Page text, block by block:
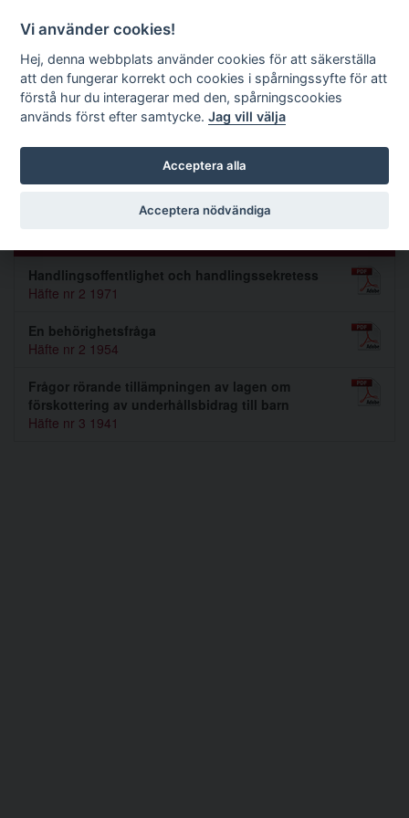
Förvaltningsrättslig tidskrift
Sök
Henry Rooth
Handlingsoffentlighet och handlingssekretess
Häfte nr 2 1971
En behörighetsfråga
Häfte nr 2 1954
Frågor rörande tillämpningen av lagen om
förskottering av underhållsbidrag till barn
Häfte nr 3 1941
Vi använder cookies!
Hej, denna webbplats använder cookies för att säkerställa
att den fungerar korrekt och cookies i spårningssyfte för att
förstå hur du interagerar med den, spårningscookies
används först efter samtycke.Jag vill välja
Acceptera alla
Acceptera nödvändiga